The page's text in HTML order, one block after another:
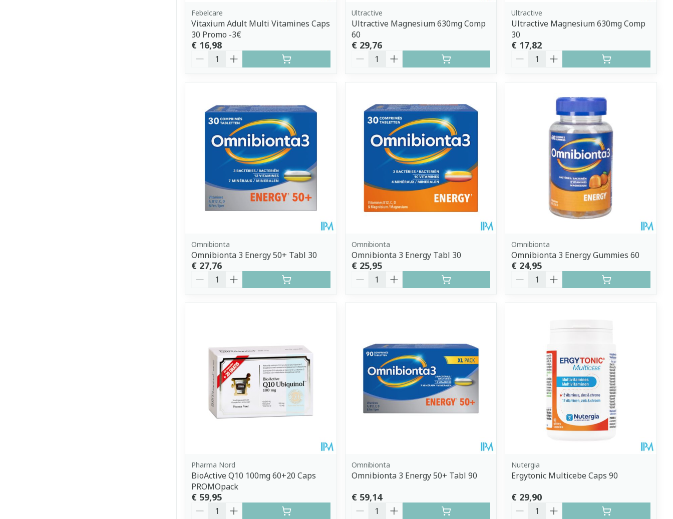
Febelcare
Vitaxium Adult Multi Vitamines Caps
30 Promo -3€
€ 16,98
Aantal
Ultractive
Ultractive Magnesium 630mg Comp
60
€ 29,76
Aantal
Ultractive
Ultractive Magnesium 630mg Comp
30
€ 17,82
Aantal
Omnibionta
Omnibionta 3 Energy 50+ Tabl 30
€ 27,76
Aantal
Omnibionta
Omnibionta 3 Energy Tabl 30
€ 25,95
Aantal
Omnibionta
Omnibionta 3 Energy Gummies 60
€ 24,95
Aantal
Pharma Nord
BioActive Q10 100mg 60+20 Caps
PROMOpack
€ 59,95
Aantal
Omnibionta
Omnibionta 3 Energy 50+ Tabl 90
€ 59,14
Aantal
Nutergia
Ergytonic Multicebe Caps 90
€ 29,90
Aantal